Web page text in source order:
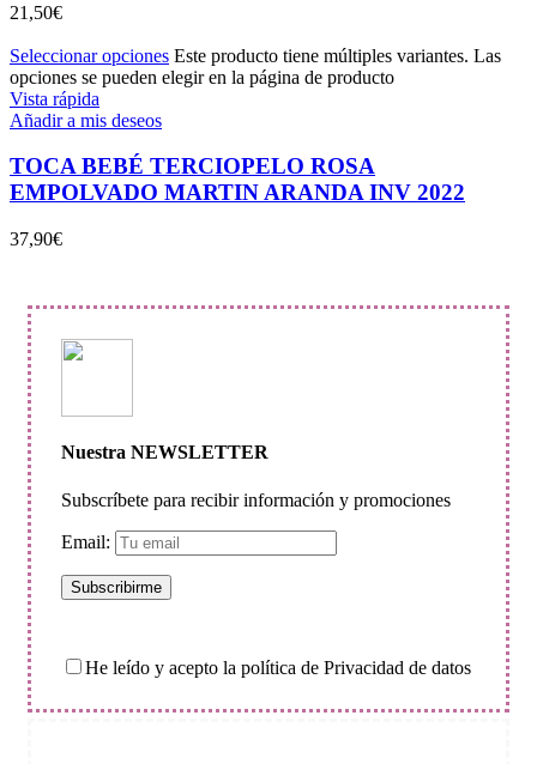
21,50€
Seleccionar opciones Este producto tiene múltiples variantes. Las
opciones se pueden elegir en la página de producto
Vista rápida
Añadir a mis deseos
TOCA BEBÉ TERCIOPELO ROSA
EMPOLVADO MARTIN ARANDA INV 2022
37,90€
Nuestra NEWSLETTER
Subscríbete para recibir información y promociones
Email:
He leído y acepto la política de Privacidad de datos